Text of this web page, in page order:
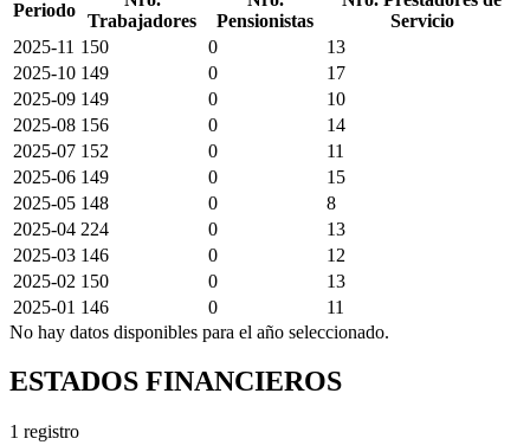
Periodo
Trabajadores
Pensionistas
Servicio
2025-11 150 0
13
2025-10 149 0
17
2025-09 149 0
10
2025-08 156 0
14
2025-07 152 0
11
2025-06 149 0
15
2025-05 148 0
8
2025-04 224 0
13
2025-03 146 0
12
2025-02 150 0
13
2025-01 146 0
11
No hay datos disponibles para el año seleccionado.
ESTADOS FINANCIEROS
1 registro